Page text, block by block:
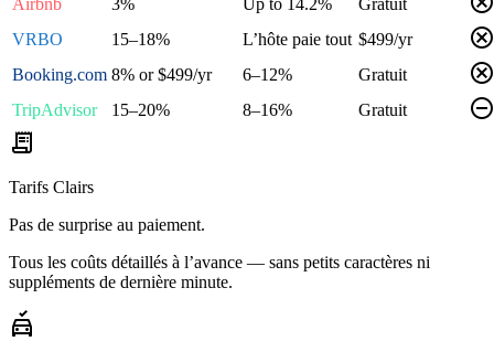
Airbnb
3% Up to 14.2% Gratuit
VRBO 15–18% L’hôte paie tout $499/yr cancel
Booking.com 8% or $499/yr 6–12% Gratuit cancel
TripAdvisor 15–20% 8–16% Gratuit
remove_circle
receipt_long
Tarifs Clairs
Pas de surprise au paiement.
Tous les coûts détaillés à l’avance — sans petits caractères ni
suppléments de dernière minute.
no_crash